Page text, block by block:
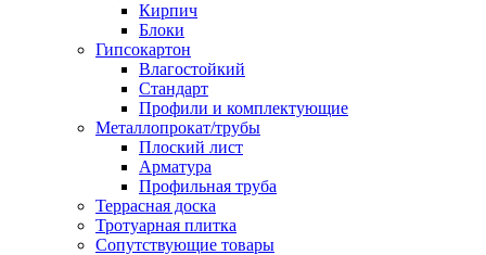
Кирпич
Блоки
Гипсокартон
Влагостойкий
Стандарт
Профили и комплектующие
Металлопрокат/трубы
Плоский лист
Арматура
Профильная труба
Террасная доска
Тротуарная плитка
Сопутствующие товары